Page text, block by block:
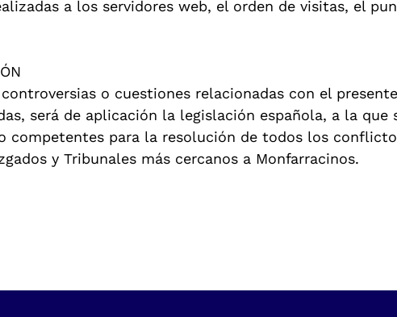
a los servidores web, el orden de visitas, el
o cuestiones relacionadas con el
será de aplicación la legislación española, a la que
competentes para la resolución de todos los
y Tribunales más cercanos a Monfarracinos.